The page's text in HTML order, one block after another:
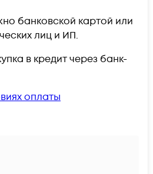
банковской картой или
лиц и ИП.
в кредит через банк-
оплаты